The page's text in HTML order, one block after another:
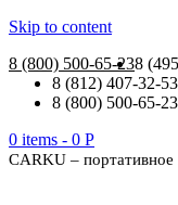
Skip to content
8 (800) 500-65-238
8 (812) 407-32-53
8 (800) 500-65-23
0 items - 0 Р
CARKU – портативное